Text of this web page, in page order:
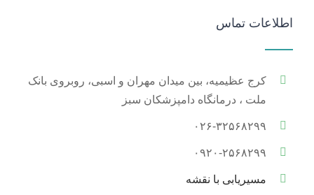
اطلاعات تماس
کرج عظیمیه، بین میدان مهران و اسبی، روبروی بانک
ملت ، درمانگاه دامپزشکان سبز
۰۲۶-۳۲۵۶۸۲۹۹
۰۹۲۰-۲۵۶۸۲۹۹
مسیریابی با نقشه